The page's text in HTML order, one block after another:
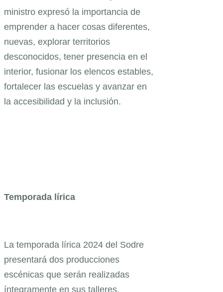
ministro expresó la importancia de
emprender a hacer cosas diferentes,
nuevas, explorar territorios
desconocidos, tener presencia en el
interior, fusionar los elencos estables,
fortalecer las escuelas y avanzar en
la accesibilidad y la inclusión.
Temporada lírica
La temporada lírica 2024 del Sodre
presentará dos producciones
escénicas que serán realizadas
íntegramente en sus talleres.